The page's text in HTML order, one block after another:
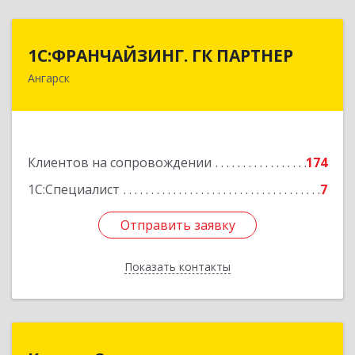
1С:ФРАНЧАЙЗИНГ. ГК ПАРТНЕР
Ангарск
Клиентов на сопровождении
174
1С:Специалист
7
Отправить заявку
Показать контакты
1С:ФРАНЧАЙЗИНГ. ГК ПАРТНЕР
Отправить заявку
Назад